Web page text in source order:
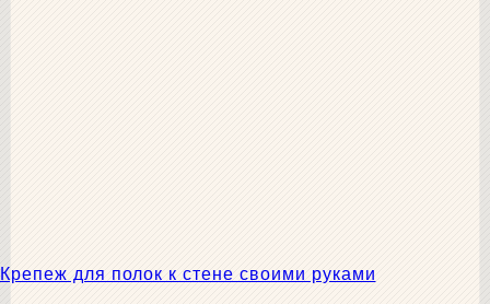
Крепеж для полок к стене своими руками